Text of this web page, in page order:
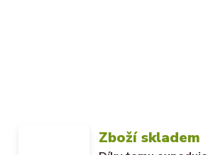
Zboží skladem